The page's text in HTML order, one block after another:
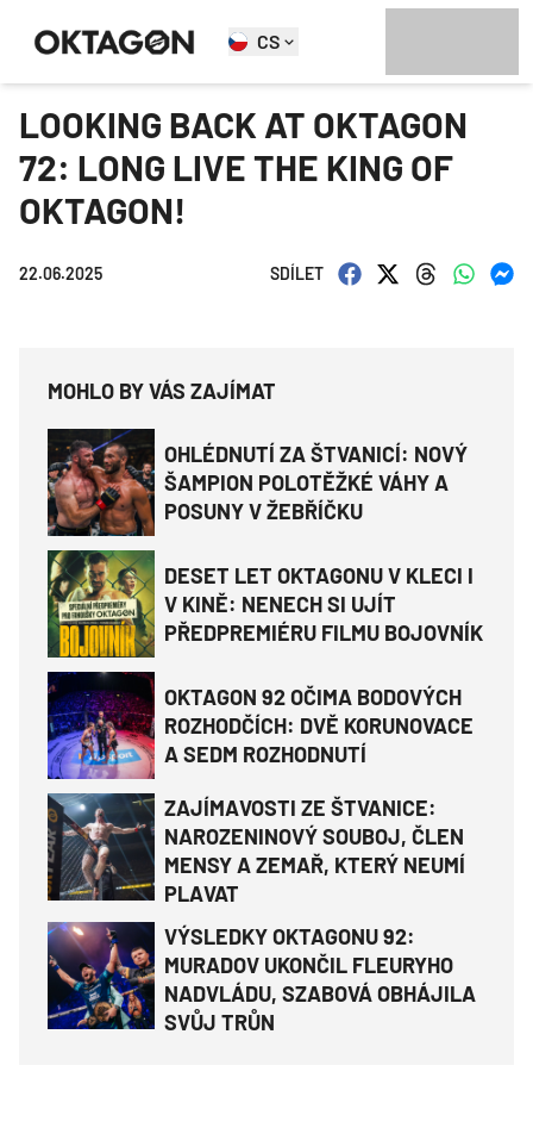
CS
LOOKING BACK AT OKTAGON
72: LONG LIVE THE KING OF
OKTAGON!
22.06.2025 SDÍLET
MOHLO BY VÁS ZAJÍMAT
OHLÉDNUTÍ ZA ŠTVANICÍ: NOVÝ
ŠAMPION POLOTĚŽKÉ VÁHY A
POSUNY V ŽEBŘÍČKU
DESET LET OKTAGONU V KLECI I
V KINĚ: NENECH SI UJÍT
PŘEDPREMIÉRU FILMU BOJOVNÍK
OKTAGON 92 OČIMA BODOVÝCH
ROZHODČÍCH: DVĚ KORUNOVACE
A SEDM ROZHODNUTÍ
ZAJÍMAVOSTI ZE ŠTVANICE:
NAROZENINOVÝ SOUBOJ, ČLEN
MENSY A ZEMAŘ, KTERÝ NEUMÍ
PLAVAT
VÝSLEDKY OKTAGONU 92:
MURADOV UKONČIL FLEURYHO
NADVLÁDU, SZABOVÁ OBHÁJILA
SVŮJ TRŮN